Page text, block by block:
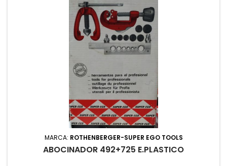
MARCA: ROTHENBERGER-SUPER EGO TOOLS
ABOCINADOR 492+725 E.PLASTICO